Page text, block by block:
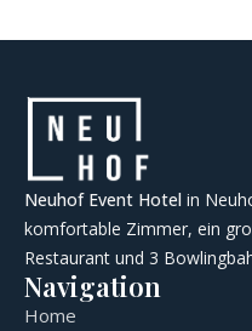
Neuhof Event Hotel in
komfortable Zimmer, ein
Restaurant und 3
Navigation
Home